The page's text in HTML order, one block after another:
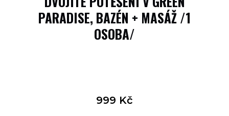
PARADISE, BAZÉN + MASÁŽ /1
OSOBA/
999 Kč